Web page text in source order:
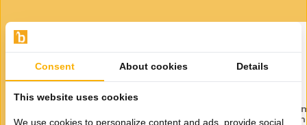
Koekenpan 22 cm
Bavary Teflon
Koekenpan 24 cm
Consent About cookies Details
This website uses cookies
We use cookies to personalize content and ads, provide social